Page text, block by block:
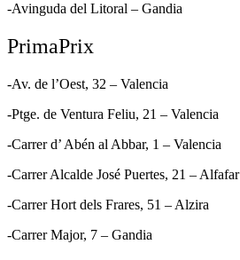
-Avinguda del Litoral – Gandia
PrimaPrix
-Av. de l’Oest, 32 – Valencia
-Ptge. de Ventura Feliu, 21 – Valencia
-Carrer d’ Abén al Abbar, 1 – Valencia
-Carrer Alcalde José Puertes, 21 – Alfafar
-Carrer Hort dels Frares, 51 – Alzira
-Carrer Major, 7 – Gandia